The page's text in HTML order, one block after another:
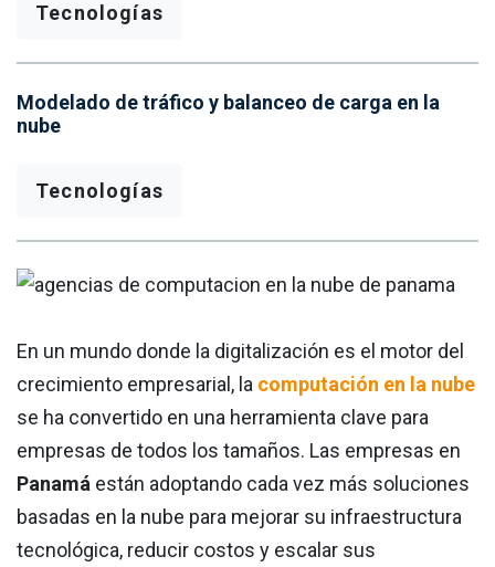
Tecnologías
Modelado de tráfico y balanceo de carga en la
nube
Tecnologías
En un mundo donde la digitalización es el motor del
crecimiento empresarial, la computación en la nube
se ha convertido en una herramienta clave para
empresas de todos los tamaños. Las empresas en
Panamá están adoptando cada vez más soluciones
basadas en la nube para mejorar su infraestructura
tecnológica, reducir costos y escalar sus